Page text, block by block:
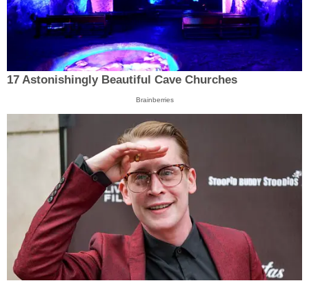
17 Astonishingly Beautiful Cave Churches
Brainberries